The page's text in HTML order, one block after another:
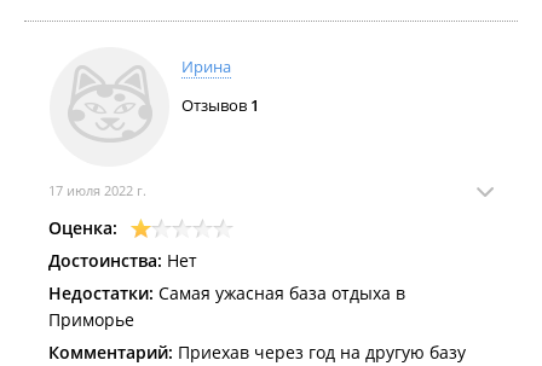
Ирина
Отзывов 1
17 июля 2022 г.
Оценка:
Достоинства: Нет
Недостатки: Самая ужасная база отдыха в
Приморье
Комментарий: Приехав через год на другую базу